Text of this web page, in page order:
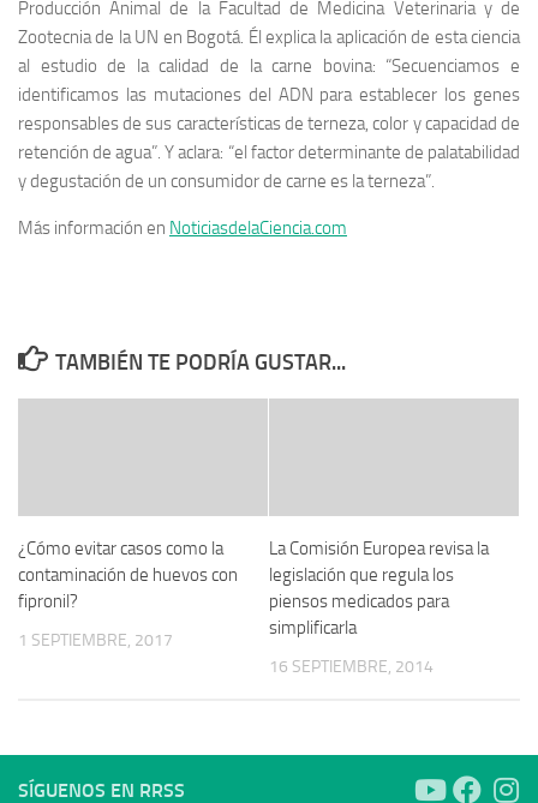
Producción Animal de la Facultad de Medicina Veterinaria y de
Zootecnia de la UN en Bogotá. Él explica la aplicación de esta ciencia
al estudio de la calidad de la carne bovina: “Secuenciamos e
identificamos las mutaciones del ADN para establecer los genes
responsables de sus características de terneza, color y capacidad de
retención de agua”. Y aclara: “el factor determinante de palatabilidad
y degustación de un consumidor de carne es la terneza”.
Más información en NoticiasdelaCiencia.com
TAMBIÉN TE PODRÍA GUSTAR...
¿Cómo evitar casos como la
contaminación de huevos con
fipronil?
1 SEPTIEMBRE, 2017
La Comisión Europea revisa la
legislación que regula los
piensos medicados para
simplificarla
16 SEPTIEMBRE, 2014
SÍGUENOS EN RRSS